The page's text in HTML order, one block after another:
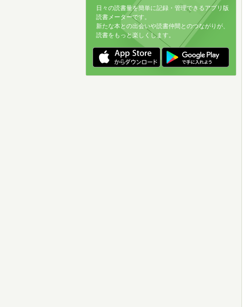
日々の読書量を簡単に記録・管理できるアプリ版
読書メーターです。
新たな本との出会いや読書仲間とのつながりが、
読書をもっと楽しくします。